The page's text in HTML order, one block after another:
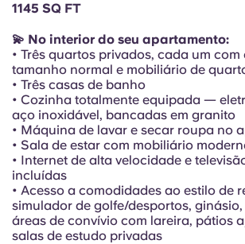
1145 SQ FT
💫 No interior do seu apartamento:
• Três quartos privados, cada um
tamanho normal e mobiliário de
• Três casas de banho
• Cozinha totalmente equipada —
aço inoxidável, bancadas em granito
• Máquina de lavar e secar roupa no
• Sala de estar com mobiliário
• Internet de alta velocidade e
incluídas
• Acesso a comodidades ao estilo de
simulador de golfe/desportos,
áreas de convívio com lareira, pátios
salas de estudo privadas